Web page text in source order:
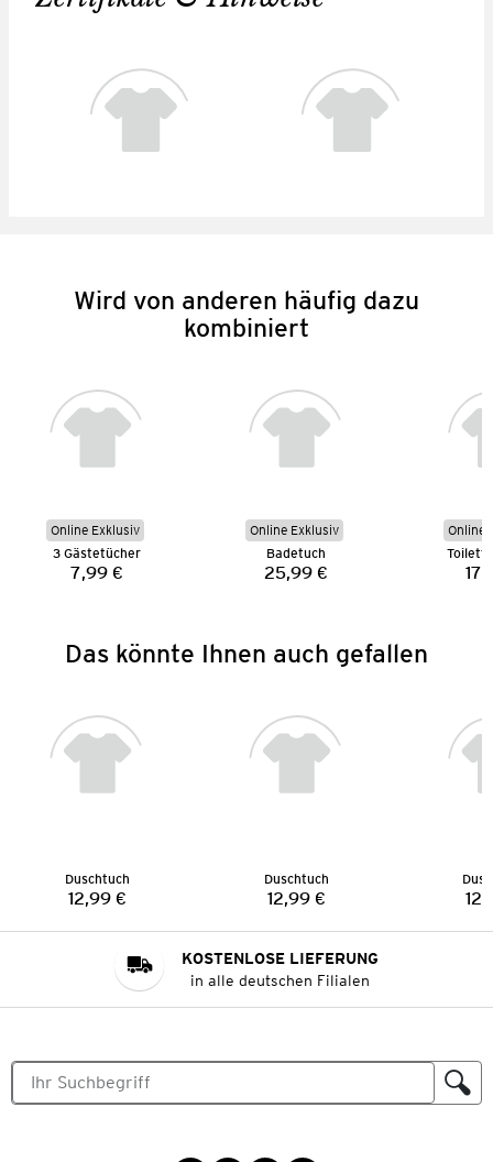
Wird von anderen häufig dazu
kombiniert
Online Exklusiv
3 Gästetücher
Preis:
7,99 €
Online Exklusiv
Badetuch
Preis:
25,99 €
Online
Das könnte Ihnen auch gefallen
Duschtuch
Preis:
12,99 €
Duschtuch
Preis:
12,99 €
KOSTENLOSE LIEFERUNG
in alle deutschen Filialen